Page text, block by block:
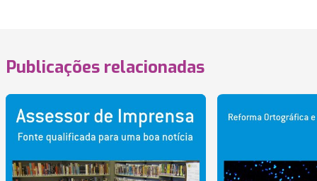
Publicações relacionadas